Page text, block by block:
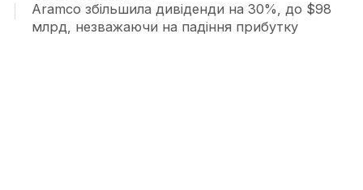
Aramco збільшила дивіденди на 30%, до $98
млрд, незважаючи на падіння прибутку